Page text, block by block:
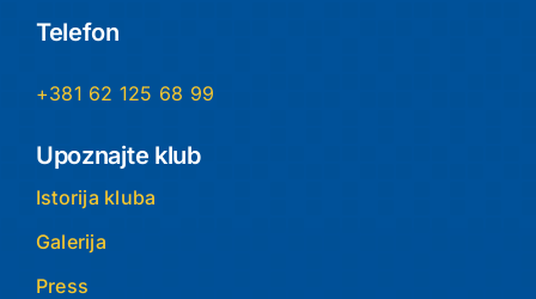
Telefon
+381 62 125 68 99
Upoznajte klub
Istorija kluba
Galerija
Press